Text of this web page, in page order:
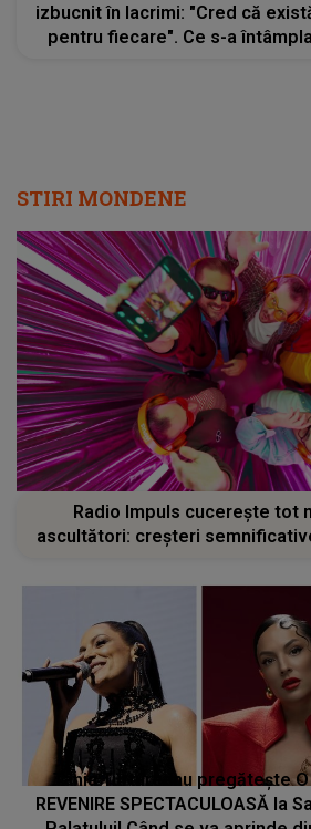
izbucnit în lacrimi: "Cred că
pentru fiecare". Ce s-a
STIRI MONDENE
Radio Impuls cucerește tot
ascultători: creșteri
Tania Turtureanu pregătește O
REVENIRE SPECTACULOASĂ la